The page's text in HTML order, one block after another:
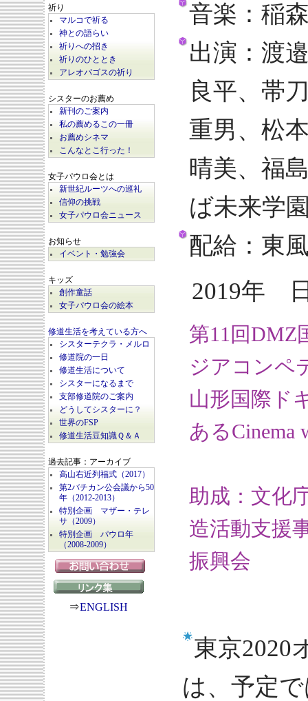
祈り
マルコで祈る
神との語らい
祈りへの招き
祈りのひととき
アレオパゴスの祈り
シスターのお薦め
新刊のご案内
私の薦めるこの一冊
お薦めシネマ
こんなとこ行った！
女子パウロ会とは
新世紀ルーツへの巡礼
信仰の挑戦
女子パウロ会ニュース
お知らせ
イベント・勉強会
キッズ
創作童話
女子パウロ会の絵本
修道生活を考えている方へ
シスターテクラ・メルロ
修道院の一日
修道生活について
シスターになるまで
支部修道院のご案内
どうしてシスターに？
世界のFSP
修道生活豆知識Ｑ＆Ａ
過去記事：アーカイブ
高山右近列福式（2017）
第2バチカン公会議から50
年（2012-2013）
特別企画 マザー・テレ
サ（2009）
特別企画 パウロ年
（2008-2009）
⇒ENGLISH
音楽：稲
出演：渡
良平、帯
重男、松
晴美、福
ば未来学
配給：東
2019年
第11回DMZ
ジアコンペ
山形国際ド
あるCinema
助成：文化
造活動支援
振興会
東京2020
は、予定